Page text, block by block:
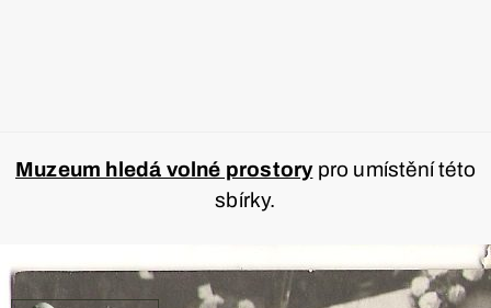
Muzeum hledá volné prostorypro umístění této
sbírky.